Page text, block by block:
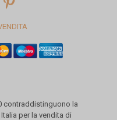
contraddistinguono la
per la vendita di